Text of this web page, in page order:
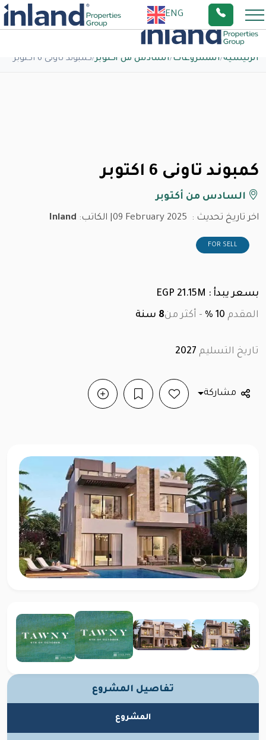
ENG
الرئيسية/المشروعات/السادس من أكتوبر/كمبوند تاونى 6 اكتوبر
كمبوند تاونى 6 اكتوبر
السادس من أكتوبر
اخر تاريخ تحديث : 09 February 2025 | الكاتب: Inland
FOR SELL
بسعر يبدأ : EGP 21.15M
المقدم 10 %
- أكثر من8 سنة
تاريخ التسليم 2027
مشاركة
تفاصيل المشروع
المشروع